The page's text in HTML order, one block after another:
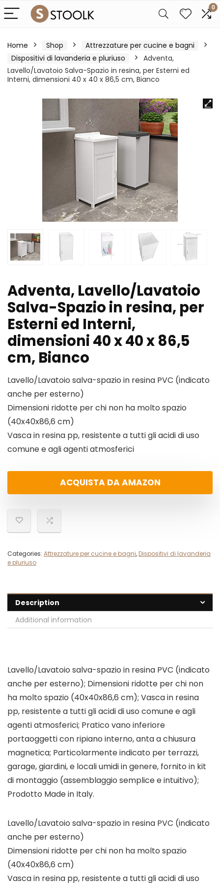
0
Home Shop
Attrezzature per cucine e bagni
Dispositivi di lavanderia e pluriuso
Adventa,
Lavello/Lavatoio Salva-Spazio in resina, per Esterni ed
Interni, dimensioni 40 x 40 x 86,5 cm, Bianco
Adventa, Lavello/Lavatoio
Salva-Spazio in resina, per
Esterni ed Interni,
dimensioni 40 x 40 x 86,5
cm, Bianco
Lavello/Lavatoio salva-spazio in resina PVC (indicato
anche per esterno)
Dimensioni ridotte per chi non ha molto spazio
(40x40x86,6 cm)
Vasca in resina pp, resistente a tutti gli acidi di uso
comune e agli agenti atmosferici
ACQUISTA DA AMAZON
Categories: Attrezzature per cucine e bagni, Dispositivi di lavanderia
e pluriuso
Description
Additional information
Lavello/Lavatoio salva-spazio in resina PVC (indicato
anche per esterno); Dimensioni ridotte per chi non
ha molto spazio (40x40x86,6 cm); Vasca in resina
pp, resistente a tutti gli acidi di uso comune e agli
agenti atmosferici; Pratico vano inferiore
portaoggetti con ripiano interno, anta a chiusura
magnetica; Particolarmente indicato per terrazzi,
garage, giardini, e locali umidi in genere, fornito in kit
di montaggio (assemblaggio semplice e intuitivo);
Prodotto Made in Italy.
Lavello/Lavatoio salva-spazio in resina PVC (indicato
anche per esterno)
Dimensioni ridotte per chi non ha molto spazio
(40x40x86,6 cm)
Vasca in resina pp, resistente a tutti gli acidi di uso